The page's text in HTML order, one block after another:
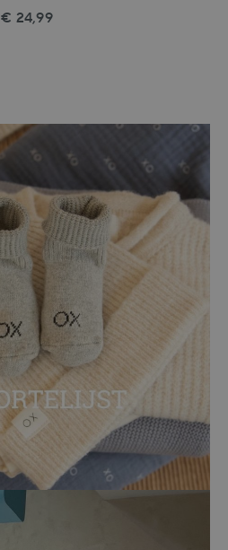
€ 24,99